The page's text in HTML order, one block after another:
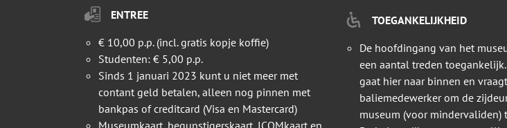
ENTREE
€ 10,00 p.p. (incl. gratis kopje koffie)
Studenten: € 5,00 p.p.
Sinds 1 januari 2023 kunt u niet meer met
contant geld betalen, alleen nog pinnen met
bankpas of creditcard (Visa en Mastercard)
Museumkaart, begunstigerskaart, ICOMkaart en
TOEGANKELIJKHEID
De hoofdingang van het
een aantal treden
gaat hier naar binnen en
baliemedewerker om de
museum (voor mindervaliden)